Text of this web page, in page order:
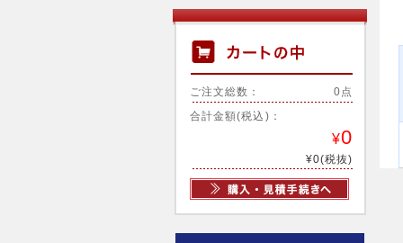
ご注文総数： 0点
合計金額(税込)：
¥0
¥0(税抜)